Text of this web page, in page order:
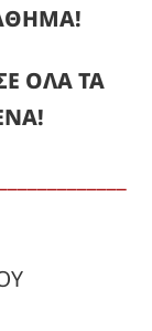
ΟΛΑ ΤΑ